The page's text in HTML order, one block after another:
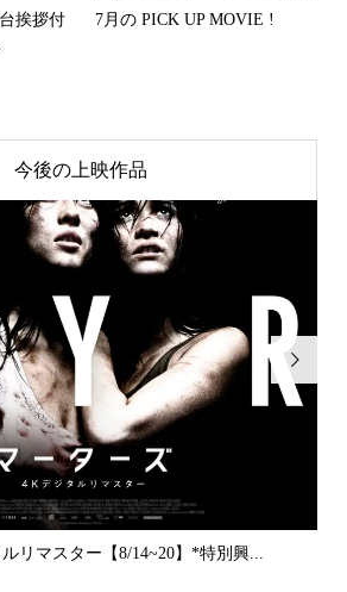
挨拶付
7月の PICK UP MOVIE !
今後の上映作品
リマスター【8/14~20】*特別興...
